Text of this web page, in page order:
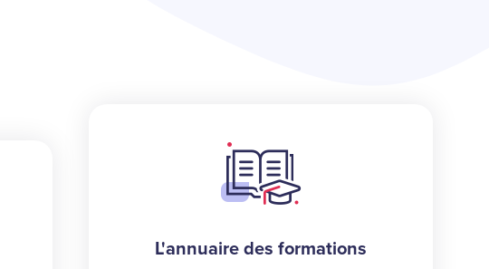
L'annuaire des formations